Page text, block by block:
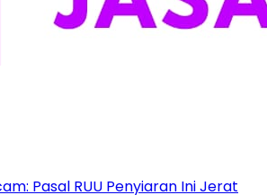
Pasal RUU Penyiaran Ini Jerat